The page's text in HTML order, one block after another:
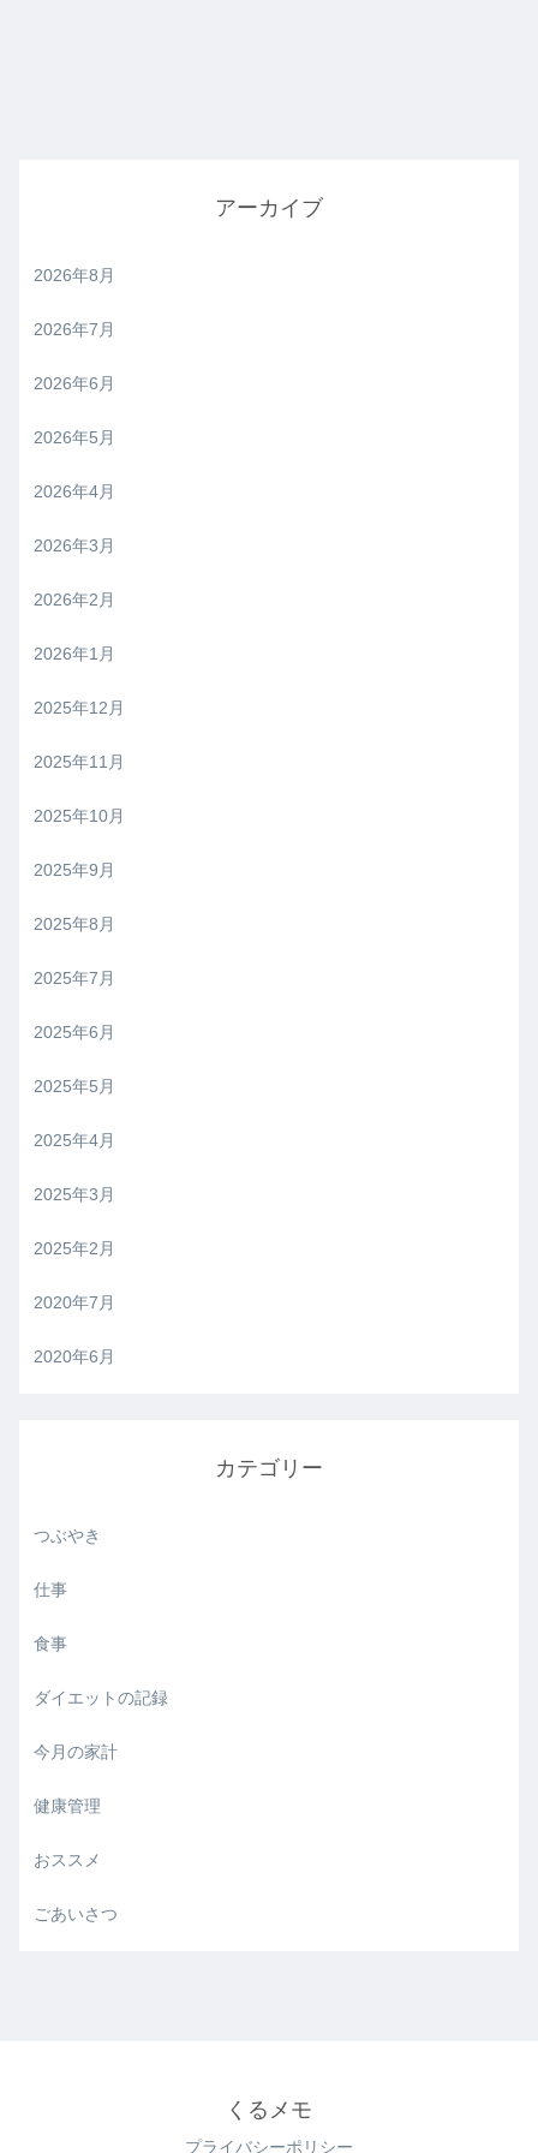
アーカイブ
2026年8月
2026年7月
2026年6月
2026年5月
2026年4月
2026年3月
2026年2月
2026年1月
2025年12月
2025年11月
2025年10月
2025年9月
2025年8月
2025年7月
2025年6月
2025年5月
2025年4月
2025年3月
2025年2月
2020年7月
2020年6月
カテゴリー
つぶやき
仕事
食事
ダイエットの記録
今月の家計
健康管理
おススメ
ごあいさつ
くるメモ
プライバシーポリシー